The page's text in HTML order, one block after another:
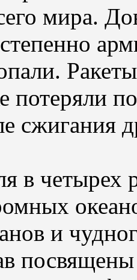
мира.
потеряли
сжигания
в четырех
и